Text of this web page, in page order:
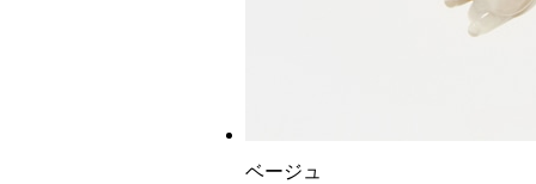
ベージュ